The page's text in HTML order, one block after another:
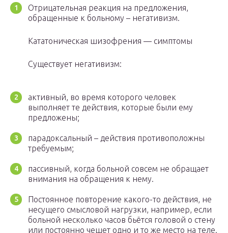
Отрицательная реакция на предложения,
обращенные к больному – негативизм.
Кататоническая шизофрения — симптомы
Существует негативизм:
активный, во время которого человек
выполняет те действия, которые были ему
предложены;
парадоксальный – действия противоположны
требуемым;
пассивный, когда больной совсем не обращает
внимания на обращения к нему.
Постоянное повторение какого-то действия, не
несущего смысловой нагрузки, например, если
больной несколько часов бьётся головой о стену
или постоянно чешет одно и то же место на теле.